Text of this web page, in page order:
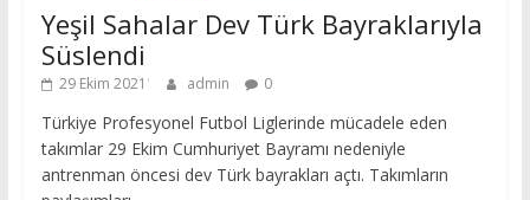
Yeşil Sahalar Dev Türk Bayraklarıyla
Süslendi
29 Ekim 2021 admin 0
Türkiye Profesyonel Futbol Liglerinde mücadele eden
takımlar 29 Ekim Cumhuriyet Bayramı nedeniyle
antrenman öncesi dev Türk bayrakları açtı. Takımların